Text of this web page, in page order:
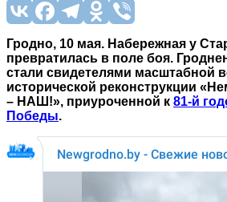
Гродно, 10 мая. Набережная у
превратилась в поле боя.
стали свидетелями масштабной
исторической реконструкции
– НАШ!», приуроченной к 81-й
Победы.